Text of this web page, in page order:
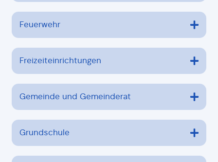
Feuerwehr
Freizeiteinrichtungen
Gemeinde und Gemeinderat
Grundschule